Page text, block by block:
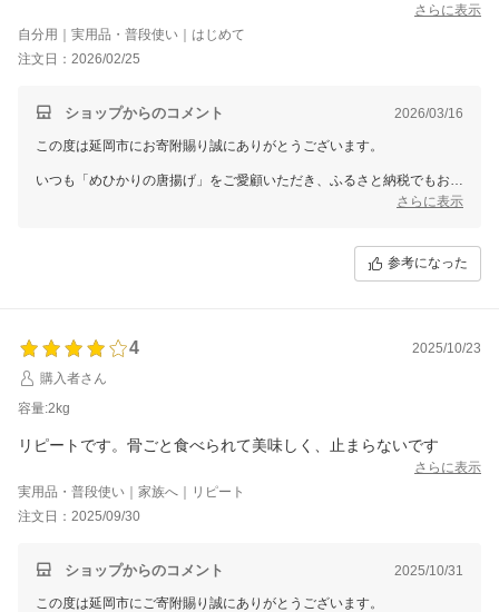
さらに表示
自分用｜実用品・普段使い｜はじめて
注文日：2026/02/25
ショップからのコメント 2026/03/16
この度は延岡市にお寄附賜り誠にありがとうございます。
いつも「めひかりの唐揚げ」をご愛顧いただき、ふるさと納税でもお申
今後も寄附者様に美味しいと感じていただける返礼品をお届けできるよ
さらに表示
参考になった
4
2025/10/23
購入者さん
容量:2kg
リピートです。骨ごと食べられて美味しく、止まらないです
さらに表示
実用品・普段使い｜家族へ｜リピート
注文日：2025/09/30
ショップからのコメント 2025/10/31
この度は延岡市にご寄附賜り誠にありがとうございます。